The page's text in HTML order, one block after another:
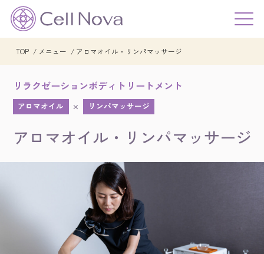
TOP メニュー アロマオイル・リンパマッサージ
リラクゼーションボディトリートメント
アロマオイル × リンパマッサージ
アロマオイル・リンパマッサージ